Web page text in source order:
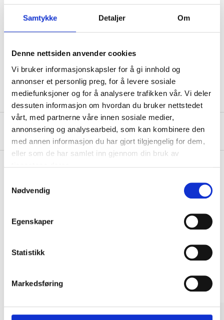
Samtykke Detaljer Om
Denne nettsiden anvender cookies
Vi bruker informasjonskapsler for å gi innhold og
annonser et personlig preg, for å levere sosiale
mediefunksjoner og for å analysere trafikken vår. Vi deler
dessuten informasjon om hvordan du bruker nettstedet
vårt, med partnerne våre innen sosiale medier,
annonsering og analysearbeid, som kan kombinere den
med annen informasjon du har gjort tilgjengelig for dem,
eller som de har samlet inn gjennom din bruk av
Nødvendig
Egenskaper
Statistikk
Markedsføring
15° angle.
Length 360 mm
About the manufacturer
Other customers also bought